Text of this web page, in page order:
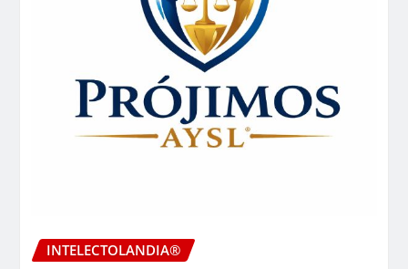
INTELECTOLANDIA®